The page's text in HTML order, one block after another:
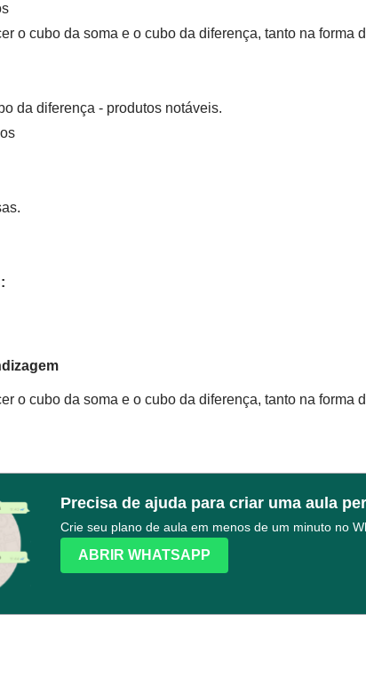
o cubo da soma e o cubo da diferença, tanto na forma
da diferença - produtos notáveis.
o cubo da soma e o cubo da diferença, tanto na forma
Precisa de ajuda para criar uma aula
Crie seu plano de aula em menos de um minuto no
ABRIR WHATSAPP